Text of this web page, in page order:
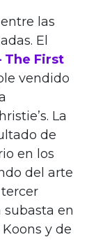
las
El
The First
vendido
La
de
en los
del arte
en
y de